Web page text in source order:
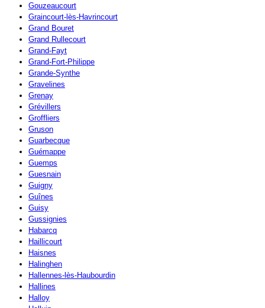
Gouzeaucourt
Graincourt-lès-Havrincourt
Grand Bouret
Grand Rullecourt
Grand-Fayt
Grand-Fort-Philippe
Grande-Synthe
Gravelines
Grenay
Grévillers
Groffliers
Gruson
Guarbecque
Guémappe
Guemps
Guesnain
Guigny
Guînes
Guisy
Gussignies
Habarcq
Haillicourt
Haisnes
Halinghen
Hallennes-lès-Haubourdin
Hallines
Halloy